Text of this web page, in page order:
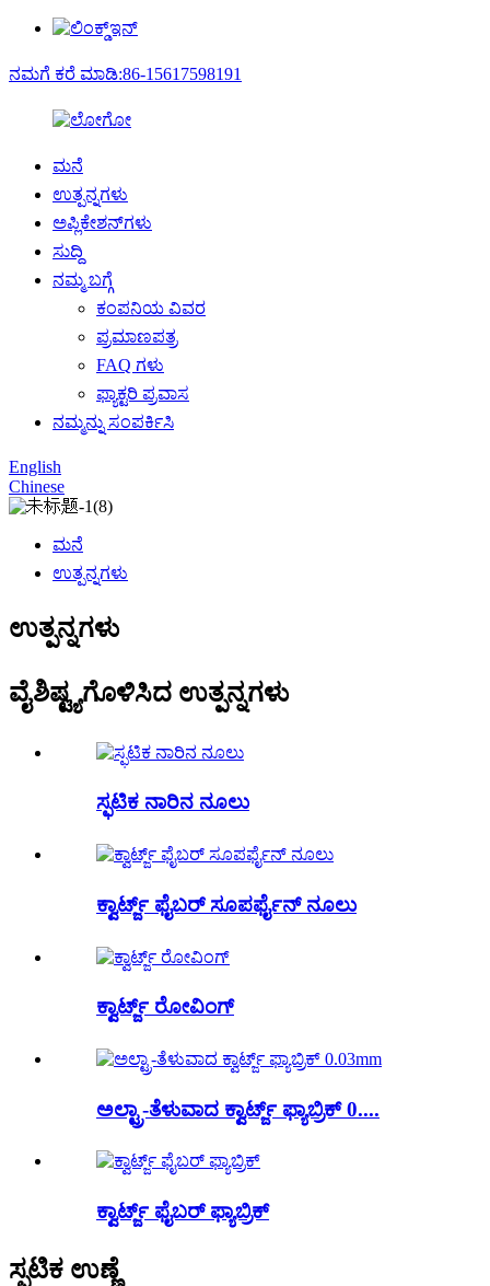
ನಮಗೆ ಕರೆ ಮಾಡಿ:86-15617598191
ಮನೆ
ಉತ್ಪನ್ನಗಳು
ಅಪ್ಲಿಕೇಶನ್‌ಗಳು
ಸುದ್ದಿ
ನಮ್ಮ ಬಗ್ಗೆ
ಕಂಪನಿಯ ವಿವರ
ಪ್ರಮಾಣಪತ್ರ
FAQ ಗಳು
ಫ್ಯಾಕ್ಟರಿ ಪ್ರವಾಸ
ನಮ್ಮನ್ನು ಸಂಪರ್ಕಿಸಿ
English
Chinese
ಮನೆ
ಉತ್ಪನ್ನಗಳು
ಉತ್ಪನ್ನಗಳು
ವೈಶಿಷ್ಟ್ಯಗೊಳಿಸಿದ ಉತ್ಪನ್ನಗಳು
ಸ್ಫಟಿಕ ನಾರಿನ ನೂಲು
ಕ್ವಾರ್ಟ್ಜ್ ಫೈಬರ್ ಸೂಪರ್ಫೈನ್ ನೂಲು
ಕ್ವಾರ್ಟ್ಜ್ ರೋವಿಂಗ್
ಅಲ್ಟ್ರಾ-ತೆಳುವಾದ ಕ್ವಾರ್ಟ್ಜ್ ಫ್ಯಾಬ್ರಿಕ್ 0....
ಕ್ವಾರ್ಟ್ಜ್ ಫೈಬರ್ ಫ್ಯಾಬ್ರಿಕ್
ಸ್ಫಟಿಕ ಉಣ್ಣೆ